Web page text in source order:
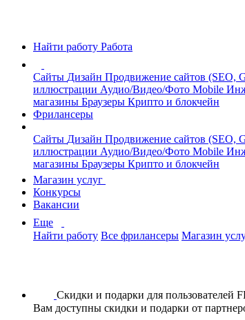
Найти работу Работа
Сайты Дизайн Продвижение сайтов (SEO,
иллюстрации Аудио/Видео/Фото Mobile
магазины Браузеры Крипто и блокчейн
Фрилансеры
Сайты Дизайн Продвижение сайтов (SEO,
иллюстрации Аудио/Видео/Фото Mobile
магазины Браузеры Крипто и блокчейн
Магазин услуг
Конкурсы
Вакансии
Еще
Найти работу Все фрилансеры Магазин
Скидки и подарки для пользователей
Вам доступны скидки и подарки от